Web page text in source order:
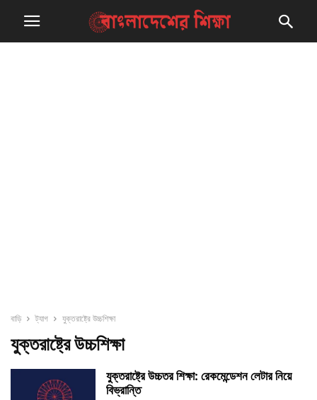
বাড়ি ট্যাগ যুক্তরাষ্ট্রে উচ্চশিক্ষা
যুক্তরাষ্ট্রে উচ্চশিক্ষা
যুক্তরাষ্ট্রে উচ্চতর শিক্ষা: রেকমেন্ডেশন লেটার নিয়ে
বিভ্রান্তি